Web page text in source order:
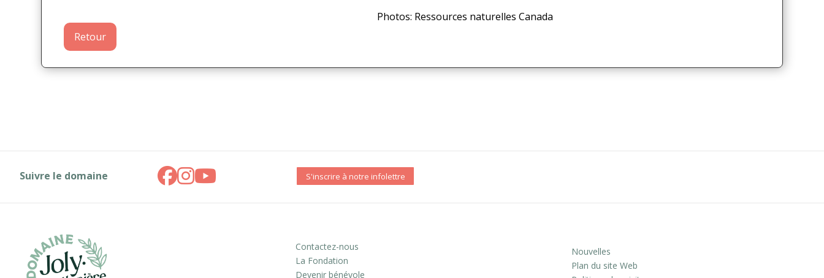
Photos: Ressources naturelles Canada
Retour
Suivre le domaine S'inscrire à notre infolettre
Contactez-nous
La Fondation
Devenir bénévole
Nouvelles
Plan du site Web